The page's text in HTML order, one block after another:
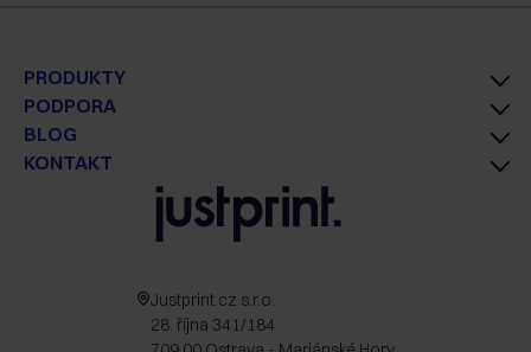
PRODUKTY
PODPORA
BLOG
KONTAKT
Justprint.cz s.r.o.
28. října 341/184